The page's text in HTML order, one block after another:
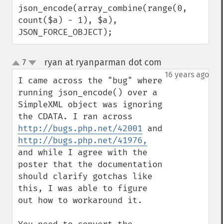
json_encode(array_combine(range(0,
count($a) - 1), $a),
JSON_FORCE_OBJECT);
up
down
7 ryan at ryanparman dot com
16 years ago
I came across the "bug" where
running json_encode() over a
SimpleXML object was ignoring
http://bugs.php.net/42001
http://bugs.php.net/41976,
and while I agree with the
poster that the documentation
should clarify gotchas like
this, I was able to figure
out how to workaround it.